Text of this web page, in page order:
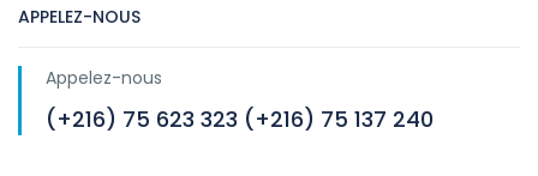
APPELEZ-NOUS
Appelez-nous
(+216) 75 623 323 (+216) 75 137 240